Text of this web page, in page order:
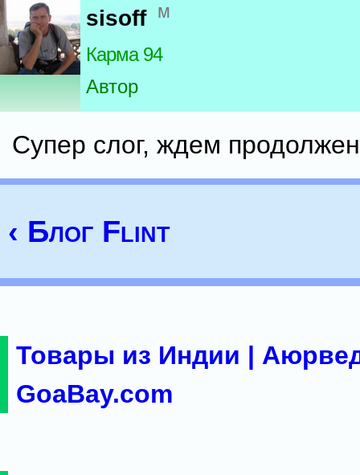
sisoff м
Карма 94
Автор
Супер слог, ждем
‹ Блог Flint
Товары из Индии |
GoaBay.com